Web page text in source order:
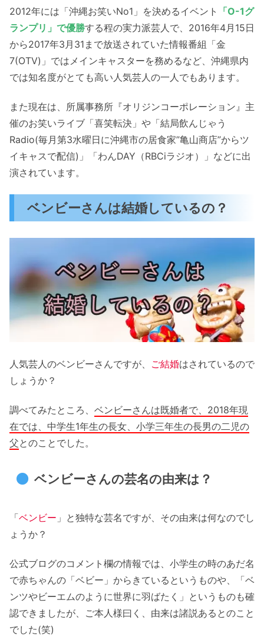
2012年には「沖縄お笑いNo1」を決めるイベント
「O-1グ
ランプリ」で優勝する程の実力派芸人で、2016年4月15日
から2017年3月31まで放送されていた情報番組「金
7(OTV)」ではメインキャスターを務めるなど、沖縄県内
では知名度がとても高い人気芸人の一人でもあります。
また現在は、所属事務所『オリジンコーポレーション』主
催のお笑いライブ「喜笑転決」や「結局飲んじゃう
Radio(毎月第3水曜日に沖縄市の居食家”亀山商店”からツ
イキャスで配信)」「わんDAY（RBCiラジオ）」などに出
演されています。
ベンビーさんは結婚しているの？
人気芸人のベンビーさんですが、 ご結婚はされているので
しょうか？
調べてみたところ、 ベンビーさんは既婚者で、2018年現
在では、中学生1年生の長女、小学三年生の長男の二児の
父とのことでした。
ベンビーさんの芸名の由来は？
「ベンビー 」と独特な芸名ですが、その由来は何なのでし
ょうか？
公式ブログのコメント欄の情報では、小学生の時のあだ名
で赤ちゃんの「ベビー」からきているというものや、「ベ
ンツやビーエムのように世界に羽ばたく」というものも確
認できましたが、ご本人様曰く、由来は諸説あるとのこと
でした(笑)